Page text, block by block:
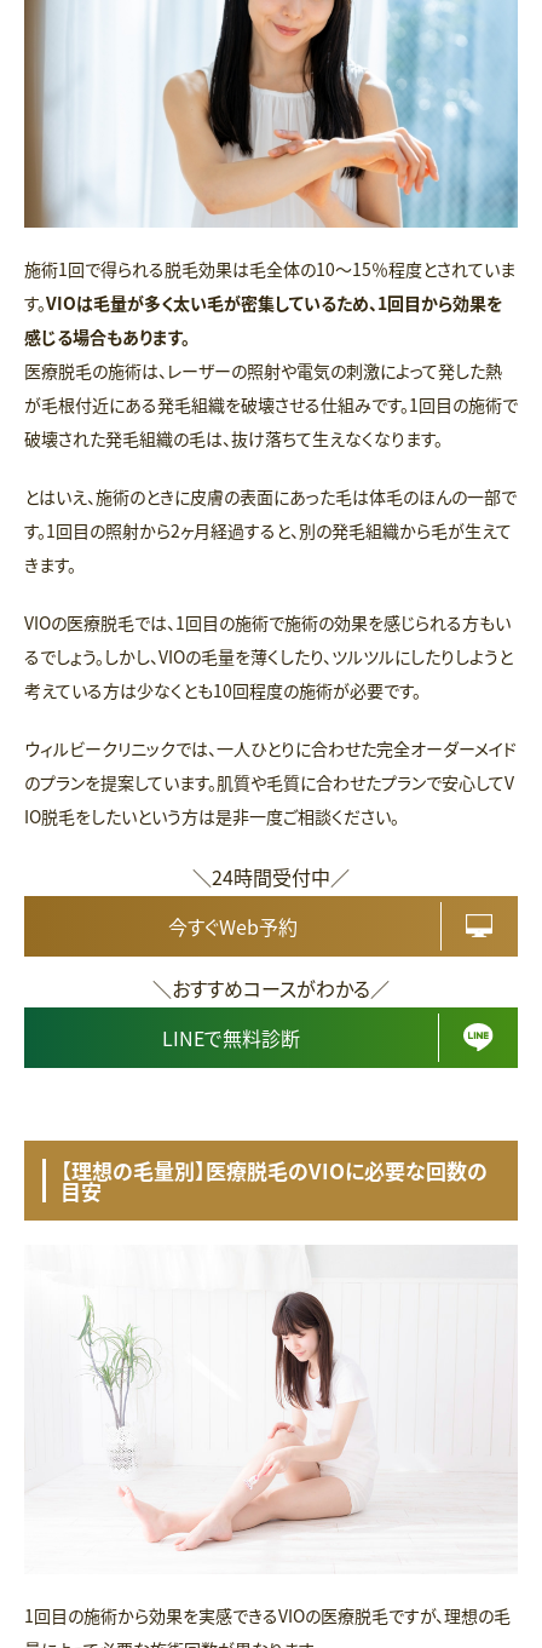
施術1回で得られる脱毛効果は毛全体の10～15％程度とされていま
す。VIOは毛量が多く太い毛が密集しているため、1回目から効果を
感じる場合もあります。
医療脱毛の施術は、レーザーの照射や電気の刺激によって発した熱
が毛根付近にある発毛組織を破壊させる仕組みです。1回目の施術で
破壊された発毛組織の毛は、抜け落ちて生えなくなります。
とはいえ、施術のときに皮膚の表面にあった毛は体毛のほんの一部で
す。1回目の照射から2ヶ月経過すると、別の発毛組織から毛が生えて
きます。
VIOの医療脱毛では、1回目の施術で施術の効果を感じられる方もい
るでしょう。しかし、VIOの毛量を薄くしたり、ツルツルにしたりしようと
考えている方は少なくとも10回程度の施術が必要です。
ウィルビークリニックでは、一人ひとりに合わせた完全オーダーメイド
のプランを提案しています。肌質や毛質に合わせたプランで安心してV
IO脱毛をしたいという方は是非一度ご相談ください。
＼24時間受付中／
今すぐWeb予約
＼おすすめコースがわかる／
LINEで無料診断
【理想の毛量別】医療脱毛のVIOに必要な回数の
目安
1回目の施術から効果を実感できるVIOの医療脱毛ですが、理想の毛